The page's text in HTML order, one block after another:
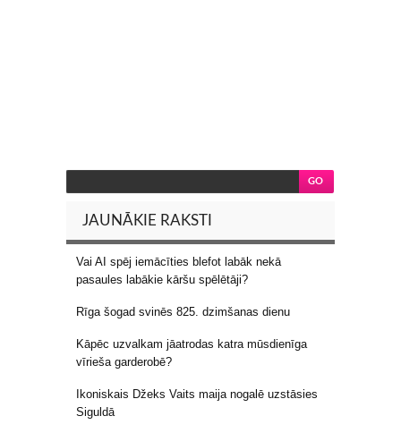
JAUNĀKIE RAKSTI
Vai AI spēj iemācīties blefot labāk nekā
pasaules labākie kāršu spēlētāji?
Rīga šogad svinēs 825. dzimšanas dienu
Kāpēc uzvalkam jāatrodas katra mūsdienīga
vīrieša garderobē?
Ikoniskais Džeks Vaits maija nogalē uzstāsies
Siguldā